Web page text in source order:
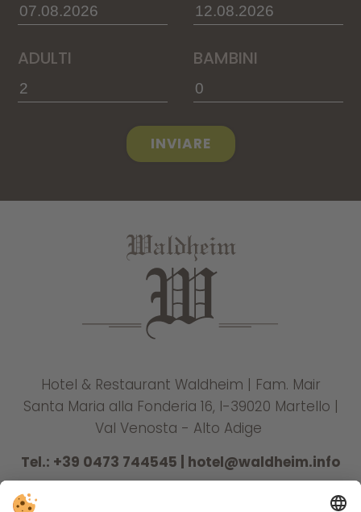
ADULTI BAMBINI
INVIARE
Hotel & Restaurant Waldheim | Fam. Mair
Santa Maria alla Fonderia 16, I-39020 Martello |
Val Venosta - Alto Adige
Tel.: +39 0473 744545 hotel@waldheim.info